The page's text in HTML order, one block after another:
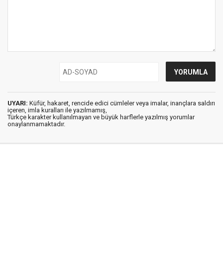
UYARI: Küfür, hakaret, rencide edici cümleler veya imalar, inançlara saldırı
içeren, imla kuralları ile yazılmamış,
Türkçe karakter kullanılmayan ve büyük harflerle yazılmış yorumlar
onaylanmamaktadır.